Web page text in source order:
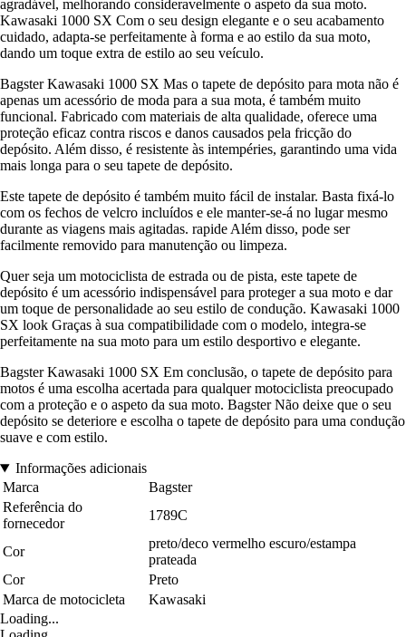
agradável, melhorando consideravelmente o aspeto da sua moto.
Kawasaki 1000 SX Com o seu design elegante e o seu acabamento
cuidado, adapta-se perfeitamente à forma e ao estilo da sua moto,
dando um toque extra de estilo ao seu veículo.
Bagster Kawasaki 1000 SX Mas o tapete de depósito para mota não é
apenas um acessório de moda para a sua mota, é também muito
funcional. Fabricado com materiais de alta qualidade, oferece uma
proteção eficaz contra riscos e danos causados pela fricção do
depósito. Além disso, é resistente às intempéries, garantindo uma vida
mais longa para o seu tapete de depósito.
Este tapete de depósito é também muito fácil de instalar. Basta fixá-lo
com os fechos de velcro incluídos e ele manter-se-á no lugar mesmo
durante as viagens mais agitadas. rapide Além disso, pode ser
facilmente removido para manutenção ou limpeza.
Quer seja um motociclista de estrada ou de pista, este tapete de
depósito é um acessório indispensável para proteger a sua moto e dar
um toque de personalidade ao seu estilo de condução. Kawasaki 1000
SX look Graças à sua compatibilidade com o modelo, integra-se
perfeitamente na sua moto para um estilo desportivo e elegante.
Bagster Kawasaki 1000 SX Em conclusão, o tapete de depósito para
motos é uma escolha acertada para qualquer motociclista preocupado
com a proteção e o aspeto da sua moto. Bagster Não deixe que o seu
depósito se deteriore e escolha o tapete de depósito para uma condução
suave e com estilo.
Informações adicionais
Marca
Bagster
Referência do
fornecedor
1789C
Cor
preto/deco vermelho escuro/estampa
prateada
Cor
Preto
Marca de motocicleta
Kawasaki
Loading...